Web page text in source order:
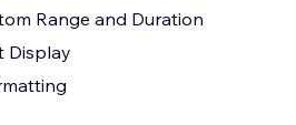
Range and Duration
Display